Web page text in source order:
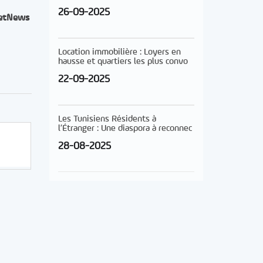
26-09-2025
Location immobilière : Loyers en
hausse et quartiers les plus convo
22-09-2025
Les Tunisiens Résidents à
l’Étranger : Une diaspora à reconnec
28-08-2025